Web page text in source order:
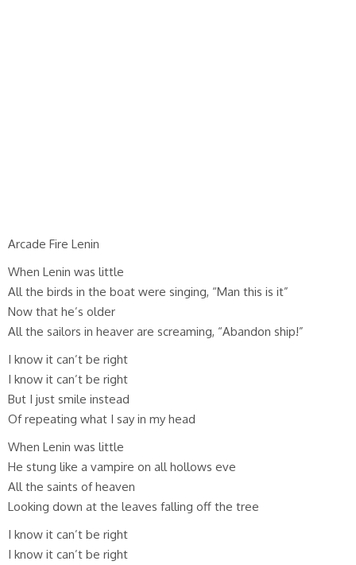
Arcade Fire Lenin
When Lenin was little
All the birds in the boat were singing, “Man this is it”
Now that he’s older
All the sailors in heaver are screaming, “Abandon ship!”
I know it can’t be right
I know it can’t be right
But I just smile instead
Of repeating what I say in my head
When Lenin was little
He stung like a vampire on all hollows eve
All the saints of heaven
Looking down at the leaves falling off the tree
I know it can’t be right
I know it can’t be right